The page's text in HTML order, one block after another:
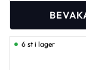
6 st i lager